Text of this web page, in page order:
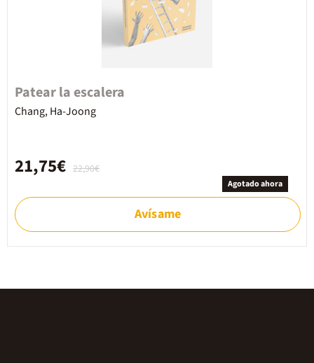
Patear la escalera
Chang, Ha-Joong
22,90€
21,75€
Agotado ahora
Avísame